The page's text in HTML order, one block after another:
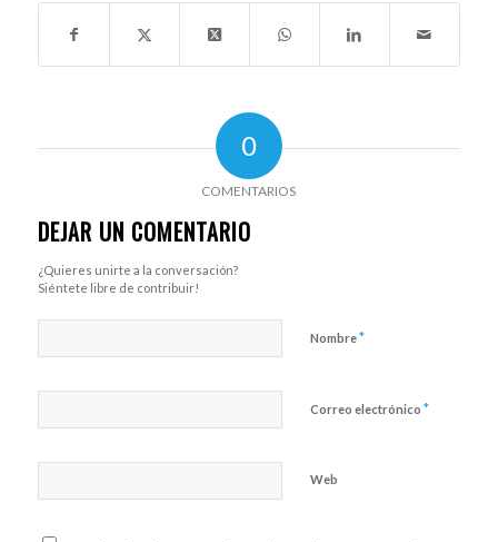
0
COMENTARIOS
DEJAR UN COMENTARIO
¿Quieres unirte a la conversación?
Siéntete libre de contribuir!
Nombre*
Correo electrónico *
Web